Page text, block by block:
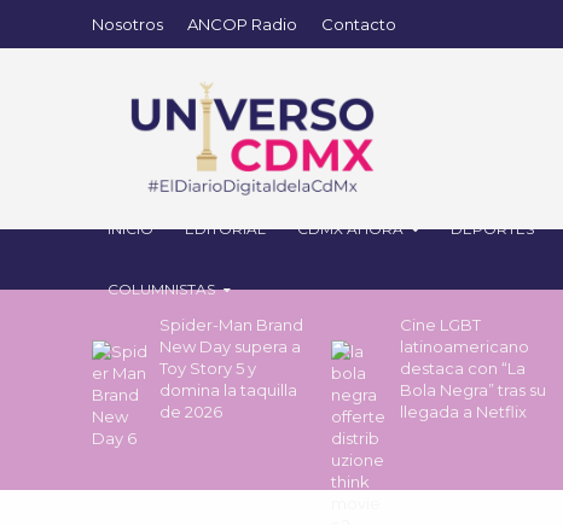
Nosotros ANCOP Radio Contacto
INICIO EDITORIAL CDMX AHORA DEPORTES
COLUMNISTAS
Spider-Man Brand
New Day supera a
Toy Story 5 y
domina la taquilla
de 2026
Cine LGBT
latinoamericano
destaca con “La
Bola Negra” tras su
llegada a Netflix